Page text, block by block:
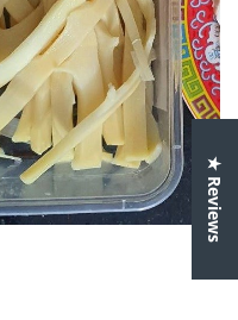
★ Reviews